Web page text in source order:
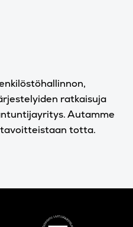
ratkaisuja
Autamme
totta.